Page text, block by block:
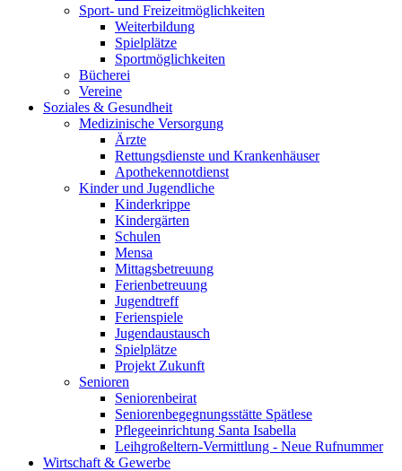
Sport- und Freizeitmöglichkeiten
Weiterbildung
Spielplätze
Sportmöglichkeiten
Bücherei
Vereine
Soziales & Gesundheit
Medizinische Versorgung
Ärzte
Rettungsdienste und Krankenhäuser
Apothekennotdienst
Kinder und Jugendliche
Kinderkrippe
Kindergärten
Schulen
Mensa
Mittagsbetreuung
Ferienbetreuung
Jugendtreff
Ferienspiele
Jugendaustausch
Spielplätze
Projekt Zukunft
Senioren
Seniorenbeirat
Seniorenbegegnungsstätte Spätlese
Pflegeeinrichtung Santa Isabella
Leihgroßeltern-Vermittlung - Neue Rufnummer
Wirtschaft & Gewerbe